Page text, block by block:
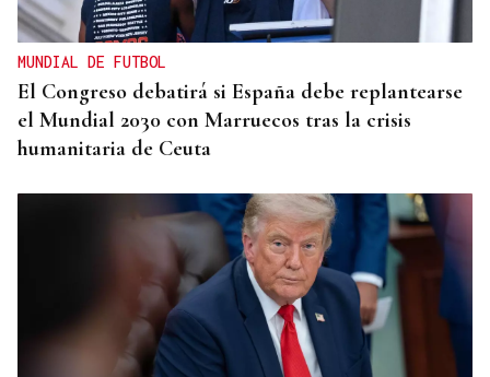
MUNDIAL DE FUTBOL
El Congreso debatirá si España debe replantearse
el Mundial 2030 con Marruecos tras la crisis
humanitaria de Ceuta